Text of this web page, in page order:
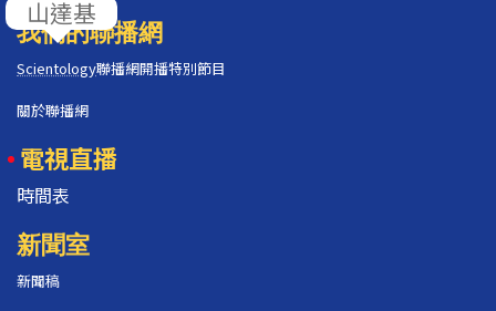
我們的聯播網
Scientology聯播網開播特別節目
關於聯播網
電視直播
時間表
新聞室
新聞稿